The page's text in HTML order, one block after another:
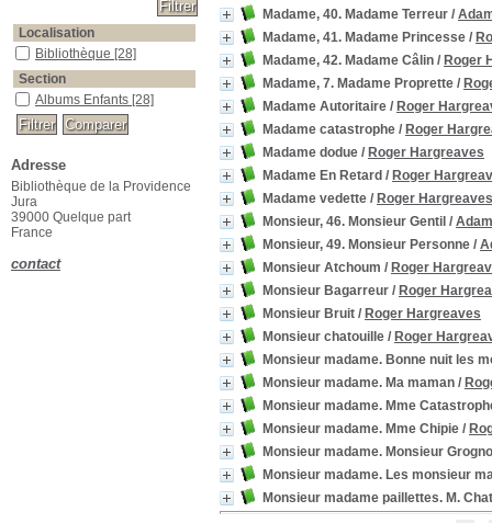
Madame, 40. Madame Terreur /
Madame, 41. Madame Princesse /
Madame, 42. Madame Câlin / Roger
Madame, 7. Madame Proprette /
Madame Autoritaire / Roger
Madame catastrophe / Roger
Madame dodue / Roger Hargreaves
Madame En Retard / Roger
Madame vedette / Roger Hargreaves
Monsieur, 46. Monsieur Gentil /
Monsieur, 49. Monsieur Personne /
Monsieur Atchoum / Roger
Monsieur Bagarreur / Roger
Monsieur Bruit / Roger Hargreaves
Monsieur chatouille / Roger
Monsieur madame. Bonne nuit les
Monsieur madame. Ma maman /
Monsieur madame. Mme
Monsieur madame. Mme Chipie /
Monsieur madame. Monsieur
Monsieur madame. Les monsieur
Monsieur madame paillettes. M.
Localisation
Bibliothèque [28]
Section
Albums Enfants [28]
Adresse
Bibliothèque de la Providence
Jura
39000 Quelque part
France
contact